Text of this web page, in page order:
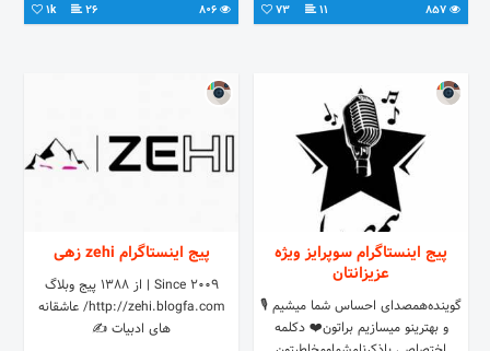
11
73
26
1k
پیج اینستاگرام سوپرایز ویژه
عزیزانتان
گوینده⁦🎙️ همصدای احساس شما میشیم
و بهترینو میسازیم براتون⁦❤️⁩ دکلمه
پیج اینستاگرام zehi زهی
Since 2009 | از ۱۳۸۸ پیج وبلاگ
http://zehi.blogfa.com/ عاشقانه
های ادبیات ✍